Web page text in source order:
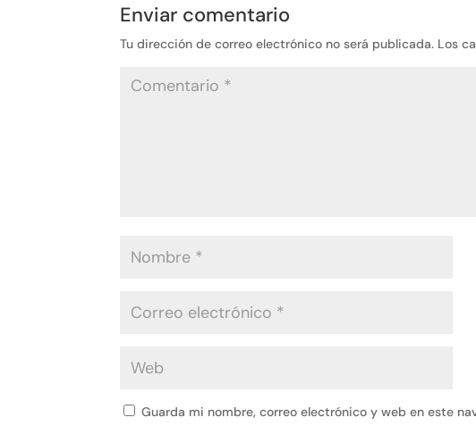
Enviar comentario
Tu dirección de correo electrónico no será publicada. Los
Guarda mi nombre, correo electrónico y web en este